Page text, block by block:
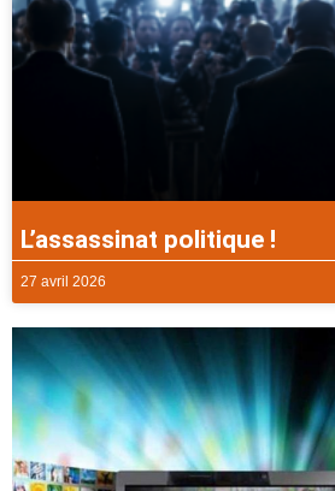
L’assassinat politique !
27 avril 2026